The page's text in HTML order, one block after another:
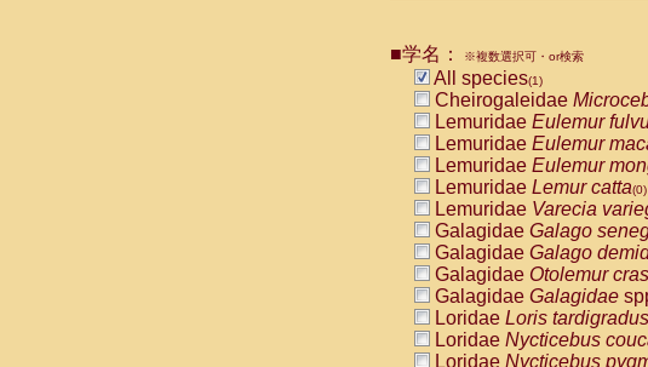
CebidaeCebus
CebidaeCebus
CebidaeSaimiri
CebidaeSaimiri
AtelidaeAlouatta caraya
AtelidaeAlouatta fusca(0)
AtelidaeAlouatta
AtelidaeAlouattaspp.(0)
AtelidaeAteles
AtelidaeAteles geoffroyi
AtelidaeAteles paniscus
AtelidaeAtelesspp.(0)
Atelidae Lagothrix
AtelidaeLagothrix
PitheciidaeCacajao
■学名： ※複数選択可・or検索
All species(1)
Cheirogaleidae
Lemuridae Eulemur
Lemuridae Eulemur
Lemuridae Eulemur
Lemuridae Lemur catta(0)
Lemuridae Varecia
Galagidae Galago
Galagidae Galago
Galagidae Otolemur
Galagidae Galagidae
Loridae Loris tardigradus
Loridae Nycticebus
Loridae Nycticebus